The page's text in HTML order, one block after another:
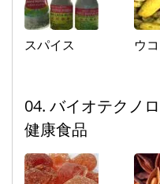
スパイス ウ
04. バイオテクノ
健康食品